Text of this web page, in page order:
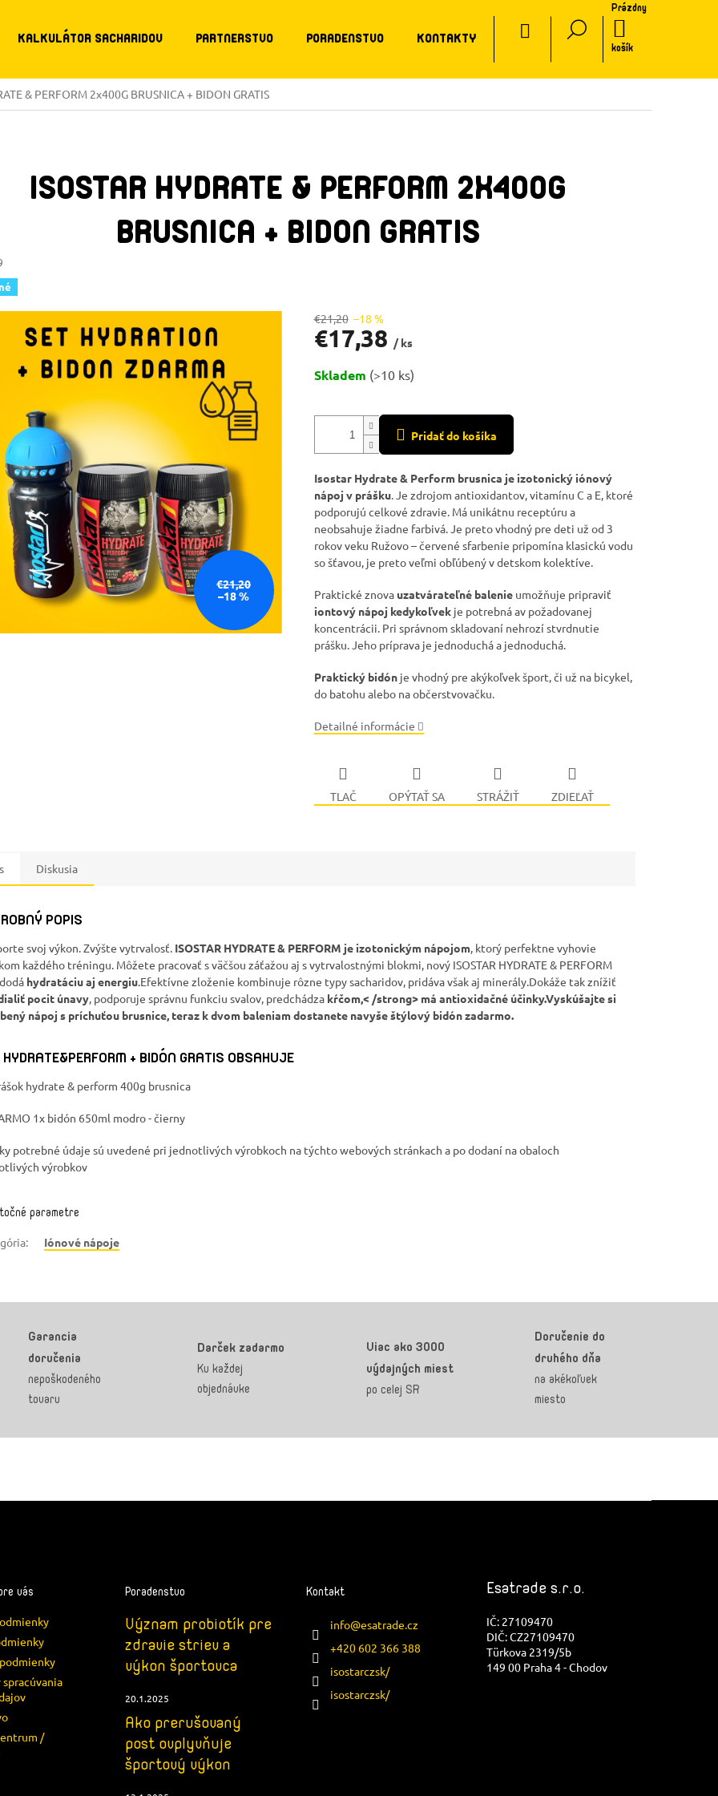
KALKULÁTOR SACHARIDOV PARTNERSTVO PORADENSTVO KONTAKTY
Prázdny
košík
& PERFORM 2x400G BRUSNICA + BIDON GRATIS
ISOSTAR HYDRATE & PERFORM 2X400G
BRUSNICA + BIDON GRATIS
€21,20
–18 %
€21,20 –18 %
€17,38 / ks
cena:
Skladem (>10 ks)
Pridať do košíka
Isostar Hydrate & Perform brusnica je izotonický iónový
nápoj v prášku. Je zdrojom antioxidantov, vitamínu C a E, ktoré
podporujú celkové zdravie. Má unikátnu receptúru a
neobsahuje žiadne farbivá. Je preto vhodný pre deti už od 3
rokov veku Ružovo – červené sfarbenie pripomína klasickú vodu
so šťavou, je preto veľmi obľúbený v detskom kolektíve.
Praktické znova uzatvárateľné balenieumožňuje pripraviť
iontový nápoj kedykoľvekje potrebná av požadovanej
koncentrácii. Pri správnom skladovaní nehrozí stvrdnutie
prášku. Jeho príprava je jednoduchá a jednoduchá.
Praktický bidónje vhodný pre akýkoľvek šport, či už na bicykel,
do batohu alebo na občerstvovačku.
Detailné informácie
TLAČ OPÝTAŤ SA STRÁŽIŤ ZDIEĽAŤ
Diskusia
POPIS
svoj výkon. Zvýšte vytrvalosť. ISOSTAR HYDRATE & PERFORM je izotonickým nápojom, ktorý perfektne vyhovie
každého tréningu. Môžete pracovať s väčšou záťažou aj s vytrvalostnými blokmi, nový ISOSTAR HYDRATE & PERFORM
hydratáciu aj energiu.Efektívne zloženie kombinuje rôzne typy sacharidov, pridáva však aj minerály.Dokáže tak znížiť
pocit únavy, podporuje správnu funkciu svalov, predchádza kŕčom,< /strong> má antioxidačné účinky.Vyskúšajte si
nápoj s príchuťou brusnice, teraz k dvom baleniam dostanete navyše štýlový bidón zadarmo.
+ BIDÓN GRATIS OBSAHUJE
hydrate & perform 400g brusnica
1x bidón 650ml modro - čierny
potrebné údaje sú uvedené pri jednotlivých výrobkoch na týchto webových stránkach a po dodaní na obaloch
výrobkov
parametre
: Iónové nápoje
Garancia
doručenia
nepoškodeného
tovaru
Darček zadarmo
Ku každej
objednávke
Viac ako 3000
výdajných miest
po celej SR
Doručenie do
druhého dňa
na akékoľvek
miesto
vás
/
Poradenstvo
Význam probiotík pre
zdravie striev a
výkon športovca
20.1.2025
Ako prerušovaný
post ovplyvňuje
športový výkon
Kontakt
info@esatrade.cz
+420 602 366 388
isostarczsk/
isostarczsk/
Esatrade s.r.o.
IČ: 27109470
DIČ: CZ27109470
Türkova 2319/5b
149 00 Praha 4 - Chodov